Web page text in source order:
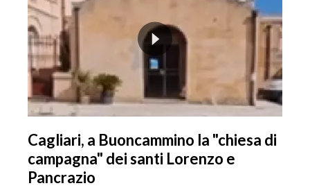
Cagliari, a Buoncammino la "chiesa di
campagna" dei santi Lorenzo e
Pancrazio